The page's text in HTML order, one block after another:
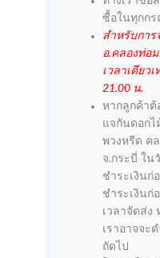
ซื้อในทุกก
สำหรับการ
อ.คลองท่อม
เวลาเดียว
21.00 น.
หากลูกค้าต้
แจกันดอกไ
พวงหรีด ค
จ.กระบี่ ใน
ชำระเงินก่
ชำระเงินก่
เวลาจัดส่ง
เราอาจจะ
ถัดไป